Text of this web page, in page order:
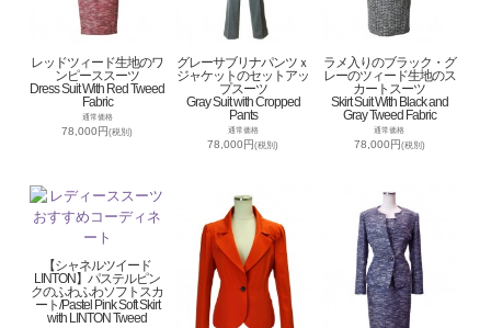
レッドツィード生地のワ
ンピーススーツ
Dress Suit With Red Tweed
Fabric
通常価格
78,000円(税別)
グレーサブリナパンツｘ
ジャケットのセットアッ
プスーツ
Gray Suit with Cropped
Pants
通常価格
78,000円(税別)
ラメ入りのブラック・グ
レーのツィード生地のス
カートスーツ
Skirt Suit With Black and
Gray Tweed Fabric
通常価格
78,000円(税別)
【シャネルツイード
LINTON】パステルピン
クのふわふわソフトスカ
ート/Pastel Pink Soft Skirt
with LINTON Tweed